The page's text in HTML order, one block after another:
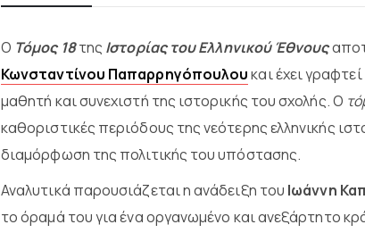
Ο Τόμος 18της Ιστορίας του Ελληνικού Έθνους
Κωνσταντίνου Παπαρρηγόπουλουκαι έχει
μαθητή και συνεχιστή της ιστορικής του σχολής. Ο
καθοριστικές περιόδους της νεότερης ελληνικής
διαμόρφωση της πολιτικής του υπόστασης.
Αναλυτικά παρουσιάζεται η ανάδειξη του Ιωάννη
το όραμά του για ένα οργανωμένο και ανεξάρτητο